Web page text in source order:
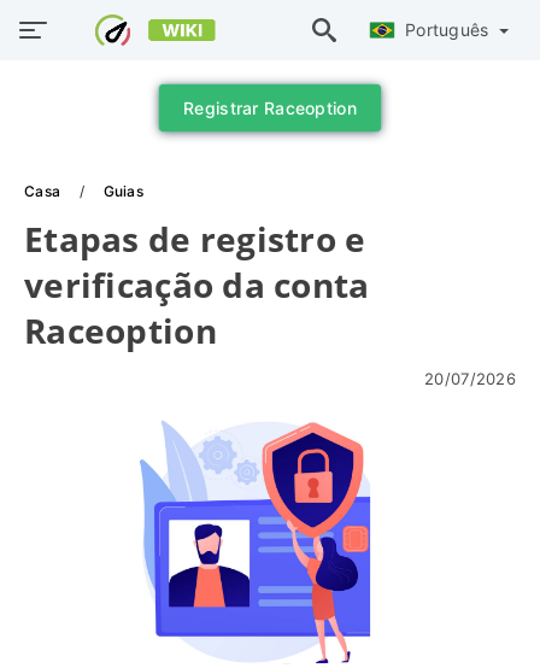
Português
Registrar Raceoption
Casa Guias
Etapas de registro e
verificação da conta
Raceoption
20/07/2026